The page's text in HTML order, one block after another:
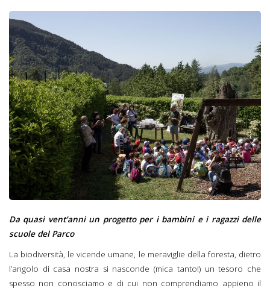
Da quasi vent’anni un progetto per i bambini e i ragazzi delle
scuole del Parco
La biodiversità, le vicende umane, le meraviglie della foresta, dietro
l’angolo di casa nostra si nasconde (mica tanto!) un tesoro che
spesso non conosciamo e di cui non comprendiamo appieno il